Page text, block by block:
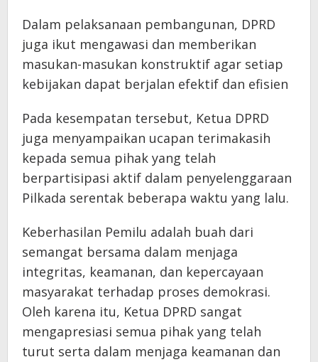
Dalam pelaksanaan pembangunan, DPRD
juga ikut mengawasi dan memberikan
masukan-masukan konstruktif agar setiap
kebijakan dapat berjalan efektif dan efisien
Pada kesempatan tersebut, Ketua DPRD
juga menyampaikan ucapan terimakasih
kepada semua pihak yang telah
berpartisipasi aktif dalam penyelenggaraan
Pilkada serentak beberapa waktu yang lalu.
Keberhasilan Pemilu adalah buah dari
semangat bersama dalam menjaga
integritas, keamanan, dan kepercayaan
masyarakat terhadap proses demokrasi.
Oleh karena itu, Ketua DPRD sangat
mengapresiasi semua pihak yang telah
turut serta dalam menjaga keamanan dan